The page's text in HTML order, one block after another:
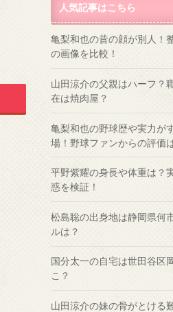
人気記事はこちら
亀梨和也の昔の顔が別人！
の画像を比較！
山田涼介の父親はハーフ？
在は焼肉屋？
亀梨和也の野球歴や実力が
場！野球ファンからの評価
平野紫耀の身長や体重は？
惑を検証！
松島聡の出身地は静岡県何
ルは？
国分太一の自宅は世田谷区
こ？
山田涼介の妹の骨がとける